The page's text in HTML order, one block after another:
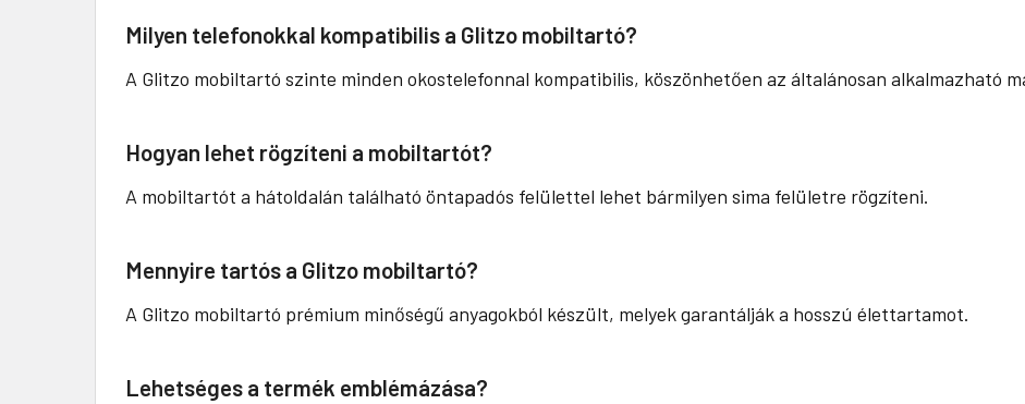
Milyen telefonokkal kompatibilis a Glitzo mobiltartó?
A Glitzo mobiltartó szinte minden okostelefonnal kompatibilis, köszönhetően az általánosan alkalmazható
Hogyan lehet rögzíteni a mobiltartót?
A mobiltartót a hátoldalán található öntapadós felülettel lehet bármilyen sima felületre rögzíteni.
Mennyire tartós a Glitzo mobiltartó?
A Glitzo mobiltartó prémium minőségű anyagokból készült, melyek garantálják a hosszú élettartamot.
Lehetséges a termék emblémázása?